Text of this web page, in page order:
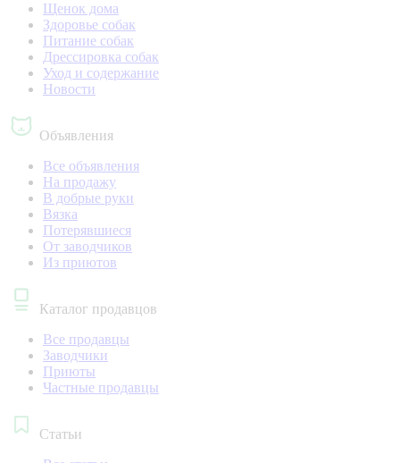
Щенок дома
Здоровье собак
Питание собак
Дрессировка собак
Уход и содержание
Новости
Объявления
Все объявления
На продажу
В добрые руки
Вязка
Потерявшиеся
От заводчиков
Из приютов
Каталог продавцов
Все продавцы
Заводчики
Приюты
Частные продавцы
Статьи